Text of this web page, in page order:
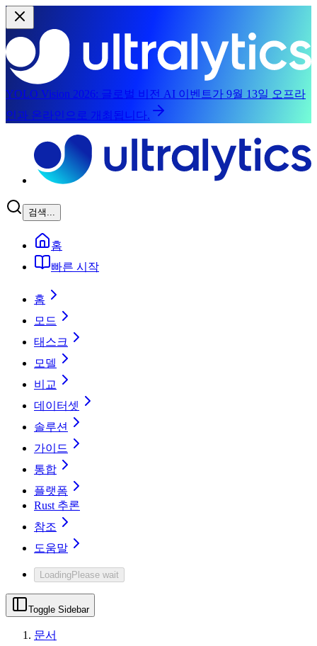
YOLO Vision 2026: 글로벌 비전 AI 이벤트가 9월 13일 오프라
인과 온라인으로 개최됩니다.
검색...
홈
빠른 시작
홈
모드
태스크
모델
비교
데이터셋
솔루션
가이드
통합
플랫폼
Rust 추론
참조
도움말
LoadingPlease wait
Toggle Sidebar
문서